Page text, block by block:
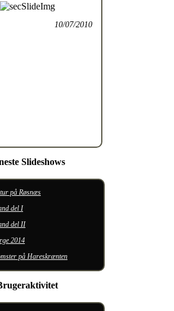
10/07/2010
Slideshows
på Røsnæs
del I
del II
2014
på Hareskrænten